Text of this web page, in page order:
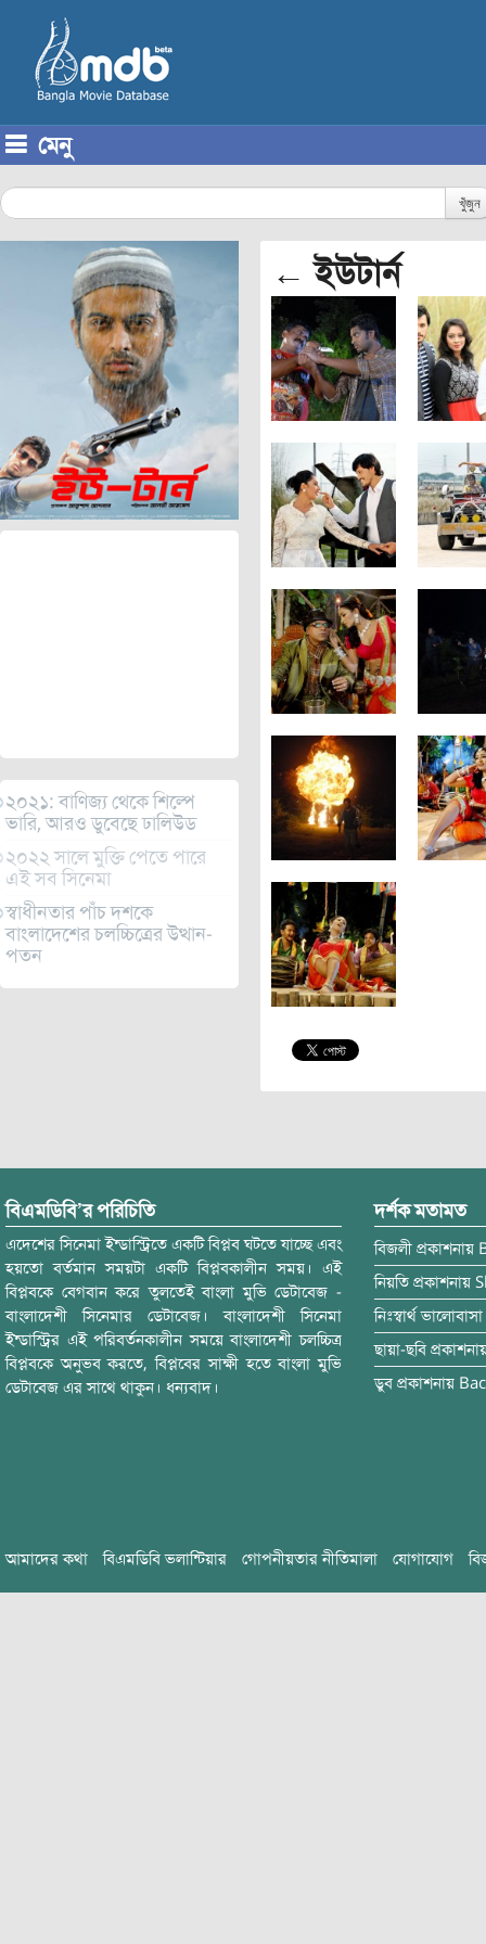
মেনু
খুঁজুন
২০২১: বাণিজ্য থেকে শিল্পে
ভারি, আরও ডুবেছে ঢালিউড
২০২২ সালে মুক্তি পেতে পারে
এই সব সিনেমা
স্বাধীনতার পাঁচ দশকে
বাংলাদেশের চলচ্চিত্রের উত্থান-
পতন
← ইউটার্ন
বিএমডিবি’র পরিচিতি
এদেশের সিনেমা ইন্ডাস্ট্রিতে একটি বিপ্লব ঘটতে যাচ্ছে এবং
হয়তো বর্তমান সময়টা একটি বিপ্লবকালীন সময়। এই
বিপ্লবকে বেগবান করে তুলতেই বাংলা মুভি ডেটাবেজ -
বাংলাদেশী সিনেমার ডেটাবেজ। বাংলাদেশী সিনেমা
ইন্ডাস্ট্রির এই পরিবর্তনকালীন সময়ে বাংলাদেশী চলচ্চিত্র
বিপ্লবকে অনুভব করতে, বিপ্লবের সাক্ষী হতে বাংলা মুভি
ডেটাবেজ এর সাথে থাকুন। ধন্যবাদ।
দর্শক মতামত
বিজলী প্রকাশনায়
নিয়তি প্রকাশনায়
নিঃস্বার্থ ভালোবাসা
ছায়া-ছবি
ডুব প্রকাশনায়
আমাদের কথা বিএমডিবি ভলান্টিয়ার গোপনীয়তার নীতিমালা যোগাযোগ